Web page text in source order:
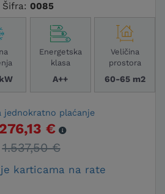
Šifra: 0085
Energetska
klasa
A++
Veličina
prostora
60-65 m2
jednokratno plaćanje
€
1.537,50 €
karticama na rate